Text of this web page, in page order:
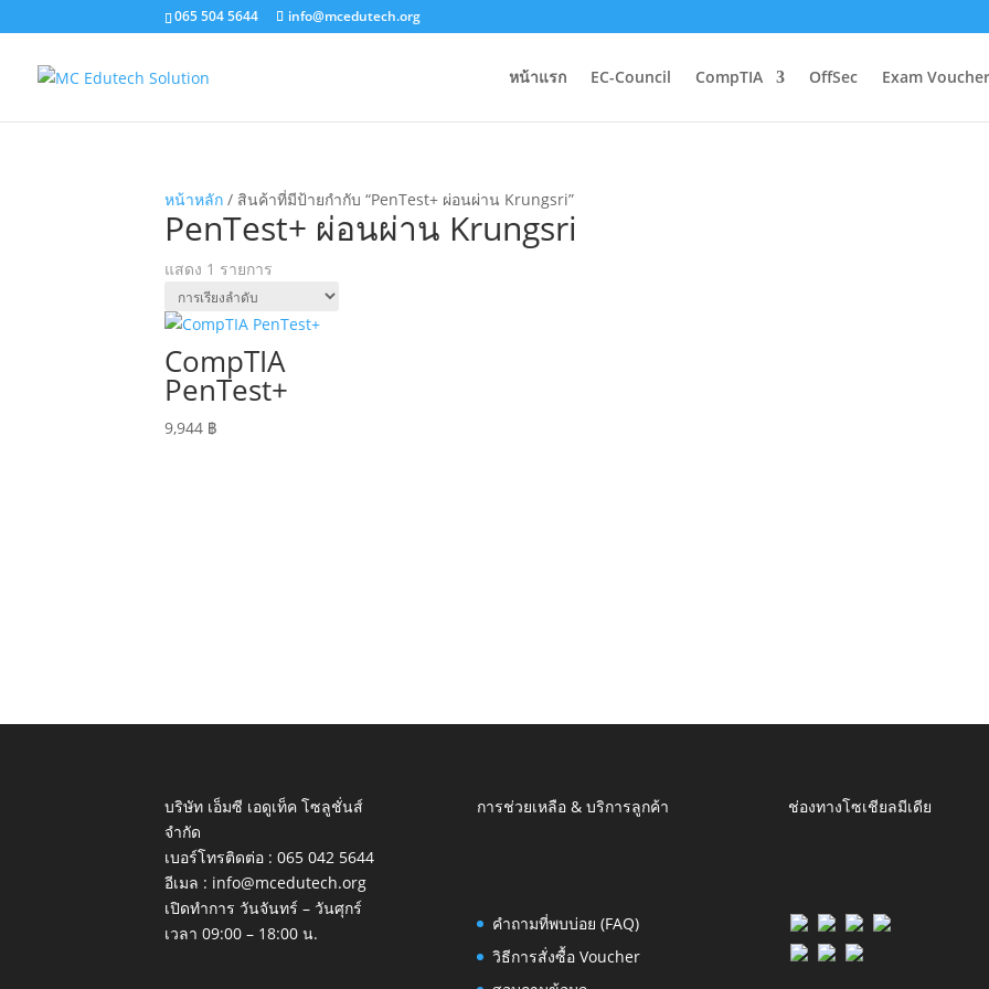
065 504 5644 info@mcedutech.org
หน้าแรก EC-Council CompTIA OffSec Exam
หน้าหลัก / สินค้าที่มีป้ายกำกับ “PenTest+ ผ่อนผ่าน Krungsri”
PenTest+ ผ่อนผ่าน Krungsri
แสดง 1 รายการ
CompTIA
PenTest+
9,944 ฿
บริษัท เอ็มซี เอดูเท็ค โซลูชั่นส์
จำกัด
เบอร์โทรติดต่อ :065 042 5644
อีเมล : info@mcedutech.org
เปิดทำการ วันจันทร์ – วันศุกร์
เวลา 09:00 – 18:00 น.
การช่วยเหลือ & บริการลูกค้า
คำถามที่พบบ่อย (FAQ)
วิธีการสั่งซื้อ Voucher
ช่องทางโซเชียลมีเดีย